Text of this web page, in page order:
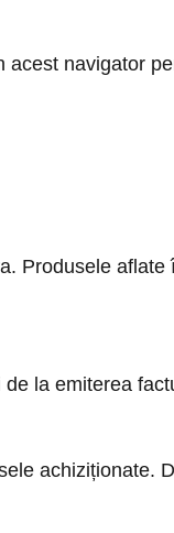
navigator
Produsele
la emiterea
achiziționate.